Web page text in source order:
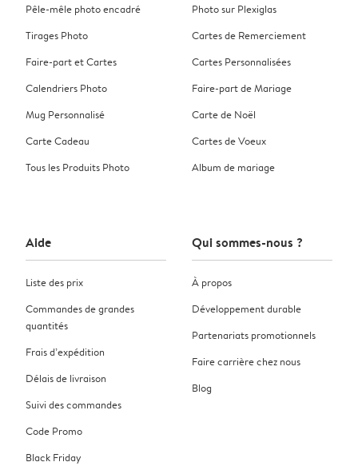
Pêle-mêle photo encadré
Tirages Photo
Faire-part et Cartes
Calendriers Photo
Mug Personnalisé
Carte Cadeau
Tous les Produits Photo
Photo sur Plexiglas
Cartes de Remerciement
Cartes Personnalisées
Faire-part de Mariage
Carte de Noël
Cartes de Voeux
Album de mariage
Aide
Liste des prix
Commandes de grandes
quantités
Frais d’expédition
Délais de livraison
Suivi des commandes
Code Promo
Black Friday
Qui sommes-nous ?
À propos
Développement durable
Partenariats promotionnels
Faire carrière chez nous
Blog